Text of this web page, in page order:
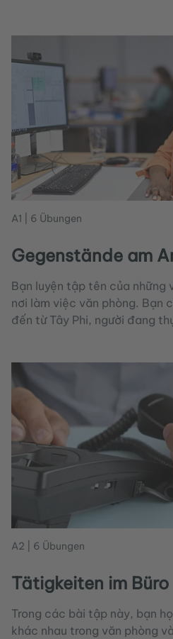
A1 | 6 Übungen
Gegenstände am
Bạn luyện tập tên của những
nơi làm việc văn phòng. Bạn
đến từ Tây Phi, người đang
A2 | 6 Übungen
Tätigkeiten im Büro
Trong các bài tập này, bạn
khác nhau trong văn phòng